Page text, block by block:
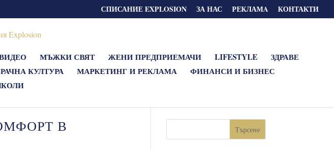
СПИСАНИЕ EXPLOSION ЗА НАС РЕКЛАМA КОНТАКТИ
МЪЖКИ СВЯТ ЖЕНИ ПРЕДПРИЕМАЧИ LIFESTYLE
ЗДРАВЕ
КУЛТУРА МАРКЕТИНГ И РЕКЛАМА
ФИНАНСИ И БИЗНЕС
В Търсене